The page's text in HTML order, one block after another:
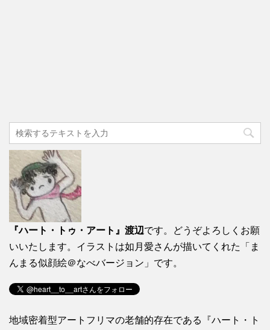
『ハート・トゥ・アート』渡辺です。どうぞよろしくお願
いいたします。イラストは如月愛さんが描いてくれた「ま
んまる似顔絵＠なべバージョン」です。
地域密着型アートフリマの老舗的存在である『ハート・ト